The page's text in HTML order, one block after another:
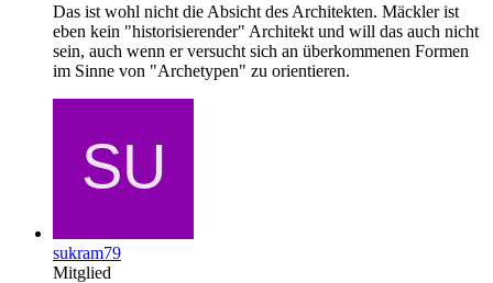
Das ist wohl nicht die Absicht des Architekten. Mäckler ist
eben kein "historisierender" Architekt und will das auch nicht
sein, auch wenn er versucht sich an überkommenen Formen
im Sinne von "Archetypen" zu orientieren.
sukram79
Mitglied